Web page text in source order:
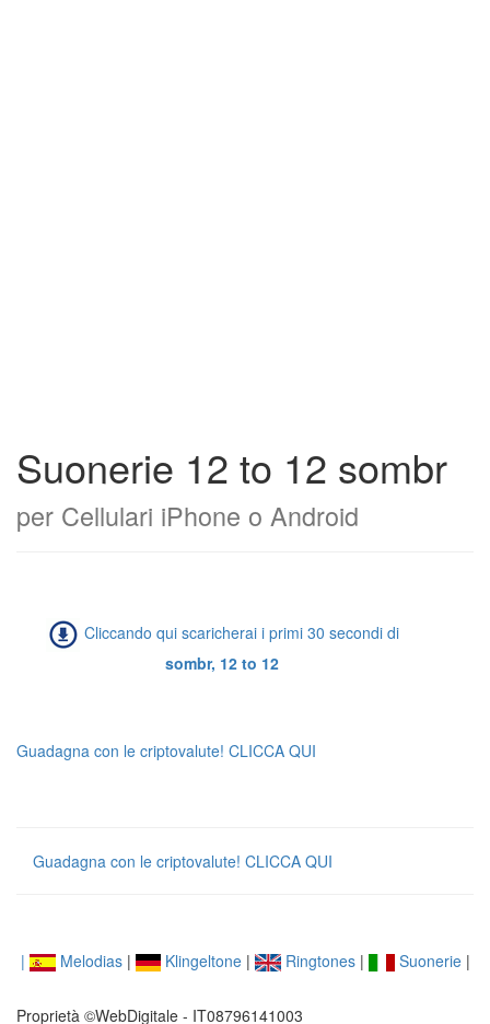
Suonerie 12 to 12 sombr
per Cellulari iPhone o Android
Cliccando qui scaricherai i primi 30 secondi di
sombr, 12 to 12
Guadagna con le criptovalute! CLICCA QUI
Guadagna con le criptovalute! CLICCA QUI
| Melodias| Klingeltone| Ringtones| Suonerie|
Proprietà ©WebDigitale - IT08796141003